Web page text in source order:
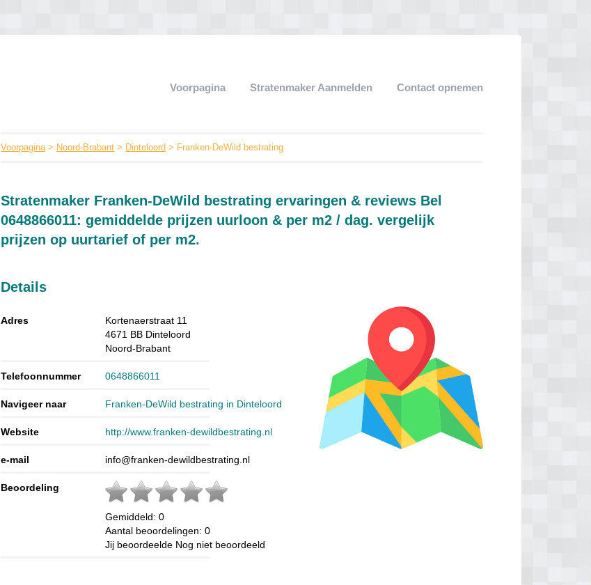
Voorpagina Stratenmaker Aanmelden Contact opnemen
Voorpagina> Noord-Brabant > Dinteloord > Franken-DeWild bestrating
Stratenmaker Franken-DeWild bestrating ervaringen & reviews Bel
0648866011: gemiddelde prijzen uurloon & per m2 / dag. vergelijk
prijzen op uurtarief of per m2.
Details
Adres
Kortenaerstraat 11
4671 BB Dinteloord
Noord-Brabant
Telefoonnummer 0648866011
Navigeer naar Franken-DeWild bestrating in Dinteloord
Website http://www.franken-dewildbestrating.nl
e-mail info@franken-dewildbestrating.nl
Beoordeling
Gemiddeld:0
Aantal beoordelingen:0
Jij beoordeelde Nog niet beoordeeld